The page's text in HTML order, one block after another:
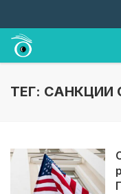
ТЕГ: САНКЦИИ